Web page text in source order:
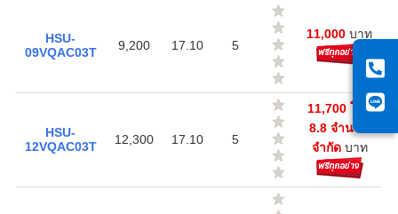
HSU-
09VQAC03T
9,200 17.10 5
11,000 บาท
HSU-
12VQAC03T
12,300 17.10 5
11,700 โปร
8.8 จำนวน
จำกัดบาท